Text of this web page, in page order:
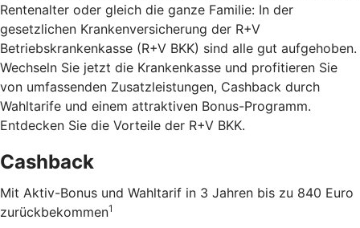
Rentenalter oder gleich die ganze Familie: In der
gesetzlichen Krankenversicherung der R+V
Betriebskrankenkasse (R+V BKK) sind alle gut aufgehoben.
Wechseln Sie jetzt die Krankenkasse und profitieren Sie
von umfassenden Zusatzleistungen, Cashback durch
Wahltarife und einem attraktiven Bonus-Programm.
Entdecken Sie die Vorteile der R+V BKK.
Cashback
Mit Aktiv-Bonus und Wahltarif in 3 Jahren bis zu 840 Euro
zurückbekommen1